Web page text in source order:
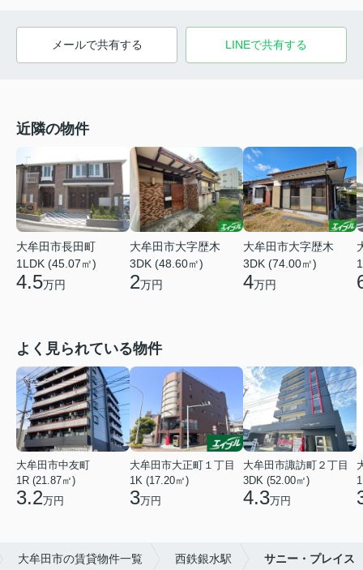
メールで共有する LINEで共有する
近隣の物件
大牟田市長田町
1LDK (45.07㎡)
4.5万円
大牟田市大字歴木
3DK (48.60㎡)
2万円
大牟田市大字歴木
3DK (74.00㎡)
4万円
よく見られている物件
大牟田市中友町
1R (21.87㎡)
3.2万円
大牟田市大正町１丁目
1K (17.20㎡)
3万円
大牟田市諏訪町２丁目
3DK (52.00㎡)
4.3万円
大牟田市の賃貸物件一覧 西鉄銀水駅 サニー・プレイス